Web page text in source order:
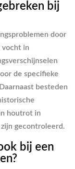
bij
door
vocht in
de specifieke
besteden
houtrot in
gecontroleerd.
bij een